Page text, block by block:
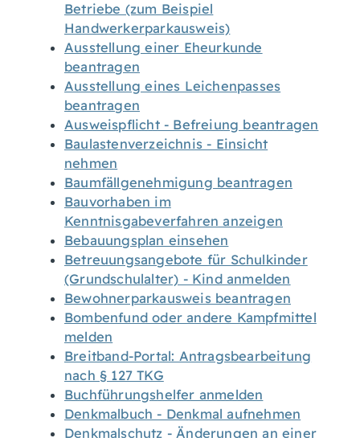
Betriebe (zum Beispiel
Handwerkerparkausweis)
Ausstellung einer Eheurkunde
beantragen
Ausstellung eines Leichenpasses
beantragen
Ausweispflicht - Befreiung beantragen
Baulastenverzeichnis - Einsicht
nehmen
Baumfällgenehmigung beantragen
Bauvorhaben im
Kenntnisgabeverfahren anzeigen
Bebauungsplan einsehen
Betreuungsangebote für Schulkinder
(Grundschulalter) - Kind anmelden
Bewohnerparkausweis beantragen
Bombenfund oder andere Kampfmittel
melden
Breitband-Portal: Antragsbearbeitung
nach § 127 TKG
Buchführungshelfer anmelden
Denkmalbuch - Denkmal aufnehmen
Denkmalschutz - Änderungen an einer